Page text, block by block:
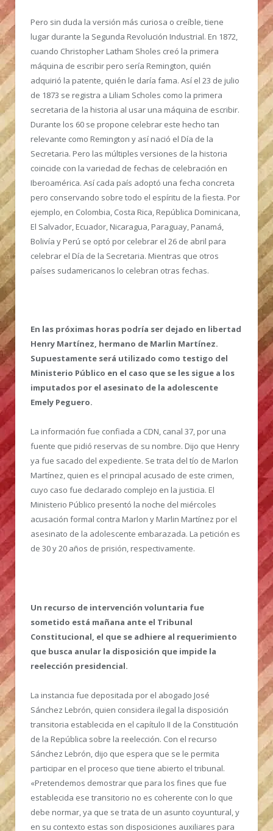
Pero sin duda la versión más curiosa o creíble, tiene
lugar durante la Segunda Revolución Industrial. En 1872,
cuando Christopher Latham Sholes creó la primera
máquina de escribir pero sería Remington, quién
adquirió la patente, quién le daría fama. Así el 23 de julio
de 1873 se registra a Liliam Scholes como la primera
secretaria de la historia al usar una máquina de escribir.
Durante los 60 se propone celebrar este hecho tan
relevante como Remington y así nació el Día de la
Secretaria. Pero las múltiples versiones de la historia
coincide con la variedad de fechas de celebración en
Iberoamérica. Así cada país adoptó una fecha concreta
pero conservando sobre todo el espíritu de la fiesta. Por
ejemplo, en Colombia, Costa Rica, República Dominicana,
El Salvador, Ecuador, Nicaragua, Paraguay, Panamá,
Bolivía y Perú se optó por celebrar el 26 de abril para
celebrar el Día de la Secretaria. Mientras que otros
países sudamericanos lo celebran otras fechas.
En las próximas horas podría ser dejado en libertad
Henry Martínez, hermano de Marlin Martínez.
Supuestamente será utilizado como testigo del
Ministerio Público en el caso que se les sigue a los
imputados por el asesinato de la adolescente
Emely Peguero.
La información fue confiada a CDN, canal 37, por una
fuente que pidió reservas de su nombre. Dijo que Henry
ya fue sacado del expediente. Se trata del tío de Marlon
Martínez, quien es el principal acusado de este crimen,
cuyo caso fue declarado complejo en la justicia. El
Ministerio Público presentó la noche del miércoles
acusación formal contra Marlon y Marlin Martínez por el
asesinato de la adolescente embarazada. La petición es
de 30 y 20 años de prisión, respectivamente.
Un recurso de intervención voluntaria fue
sometido está mañana ante el Tribunal
Constitucional, el que se adhiere al requerimiento
que busca anular la disposición que impide la
reelección presidencial.
La instancia fue depositada por el abogado José
Sánchez Lebrón, quien considera ilegal la disposición
transitoria establecida en el capítulo II de la Constitución
de la República sobre la reelección. Con el recurso
Sánchez Lebrón, dijo que espera que se le permita
participar en el proceso que tiene abierto el tribunal.
«Pretendemos demostrar que para los fines que fue
establecida ese transitorio no es coherente con lo que
debe normar, ya que se trata de un asunto coyuntural, y
en su contexto estas son disposiciones auxiliares para